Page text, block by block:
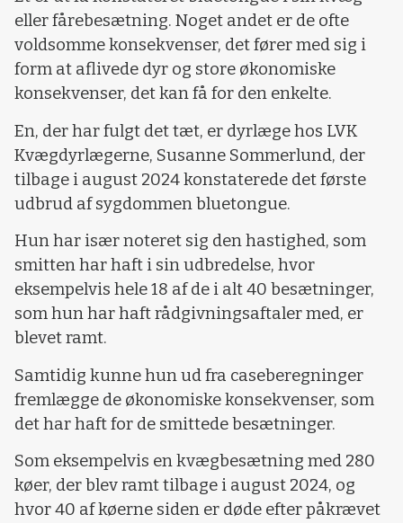
eller fårebesætning. Noget andet er de ofte
voldsomme konsekvenser, det fører med sig i
form at aflivede dyr og store økonomiske
konsekvenser, det kan få for den enkelte.
En, der har fulgt det tæt, er dyrlæge hos LVK
Kvægdyrlægerne, Susanne Sommerlund, der
tilbage i august 2024 konstaterede det første
udbrud af sygdommen bluetongue.
Hun har især noteret sig den hastighed, som
smitten har haft i sin udbredelse, hvor
eksempelvis hele 18 af de i alt 40 besætninger,
som hun har haft rådgivningsaftaler med, er
blevet ramt.
Samtidig kunne hun ud fra caseberegninger
fremlægge de økonomiske konsekvenser, som
det har haft for de smittede besætninger.
Som eksempelvis en kvægbesætning med 280
køer, der blev ramt tilbage i august 2024, og
hvor 40 af køerne siden er døde efter påkrævet